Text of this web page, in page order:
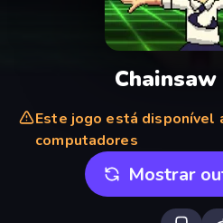
Chainsaw
Este jogo está disponível
computadores
Mostrar